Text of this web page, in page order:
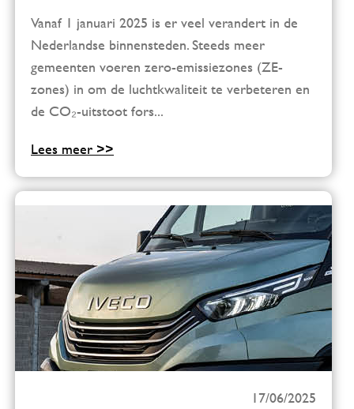
Vanaf 1 januari 2025 is er veel verandert in de
Nederlandse binnensteden. Steeds meer
gemeenten voeren zero-emissiezones (ZE-
zones) in om de luchtkwaliteit te verbeteren en
de CO₂-uitstoot fors...
Lees meer >>
17/06/2025